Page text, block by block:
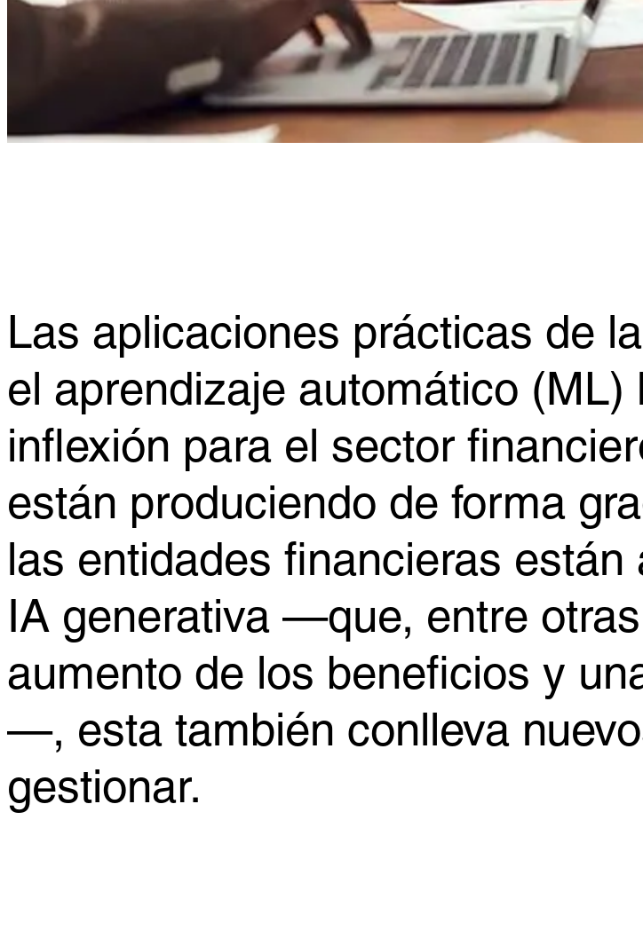
Las aplicaciones prácticas de
el aprendizaje automático
inflexión para el sector
están produciendo de forma
las entidades financieras
IA generativa —que, entre
aumento de los beneficios y
—, esta también conlleva
gestionar.